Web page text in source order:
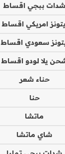
شدات ببجي اقساط
امريكي اقساط
سعودي اقساط
يلا لودو اقساط
حناء شعر
حنا
ماتشا
شاي ماتشا